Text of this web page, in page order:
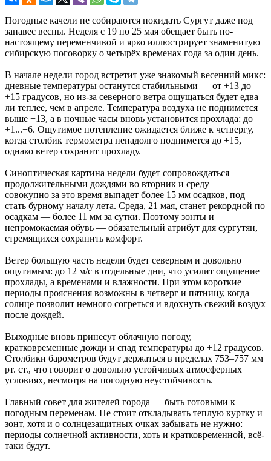
Погодные качели не собираются покидать Сургут даже под
занавес весны. Неделя с 19 по 25 мая обещает быть по-
настоящему переменчивой и ярко иллюстрирует знаменитую
сибирскую поговорку о четырёх временах года за один день.
В начале недели город встретит уже знакомый весенний микс:
дневные температуры останутся стабильными — от +13 до
+15 градусов, но из-за северного ветра ощущаться будет едва
ли теплее, чем в апреле. Температура воздуха не поднимется
выше +13, а в ночные часы вновь установится прохлада: до
+1...+6. Ощутимое потепление ожидается ближе к четвергу,
когда столбик термометра ненадолго поднимется до +15,
однако ветер сохранит прохладу.
Синоптическая картина недели будет сопровождаться
продолжительными дождями во вторник и среду —
совокупно за это время выпадет более 15 мм осадков, под
стать бурному началу лета. Среда, 21 мая, станет рекордной по
осадкам — более 11 мм за сутки. Поэтому зонты и
непромокаемая обувь — обязательный атрибут для сургутян,
стремящихся сохранить комфорт.
Ветер большую часть недели будет северным и довольно
ощутимым: до 12 м/c в отдельные дни, что усилит ощущение
прохлады, а временами и влажности. При этом короткие
периоды прояснения возможны в четверг и пятницу, когда
солнце позволит немного согреться и вдохнуть свежий воздух
после дождей.
Выходные вновь принесут облачную погоду,
кратковременные дожди и спад температуры до +12 градусов.
Столбики барометров будут держаться в пределах 753–757 мм
рт. ст., что говорит о довольно устойчивых атмосферных
условиях, несмотря на погодную неустойчивость.
Главный совет для жителей города — быть готовыми к
погодным переменам. Не стоит откладывать теплую куртку и
зонт, хотя и о солнцезащитных очках забывать не нужно:
периоды солнечной активности, хоть и кратковременной, всё-
таки будут.